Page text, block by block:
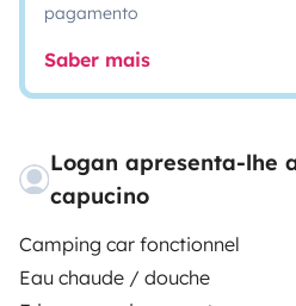
pagamento
Saber mais
Logan apresenta-lhe
capucino
Camping car fonctionnel
Eau chaude / douche